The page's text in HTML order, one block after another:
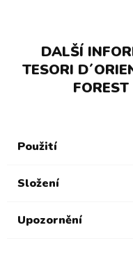
DALŠÍ
TESORI
Použití
Složení
Upozornění